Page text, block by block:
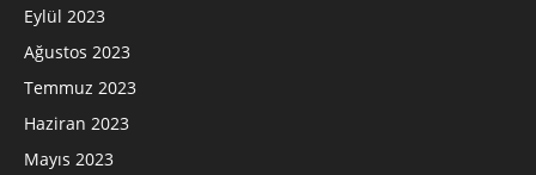
Eylül 2023
Ağustos 2023
Temmuz 2023
Haziran 2023
Mayıs 2023